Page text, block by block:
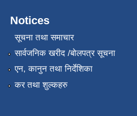
Notices
सूचना तथा समाचार
सार्वजनिक खरीद /बोलपत्र सूचना
एन, कानुन तथा निर्देशिका
कर तथा शुल्कहरु